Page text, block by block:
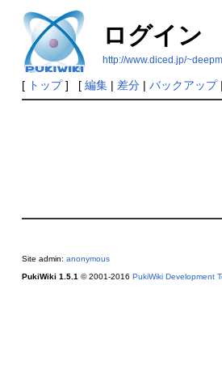
ログイン
http://www.diced.jp/
[ トップ] [ 編集| 差分| バックアップ|
Site admin: anonymous
PukiWiki 1.5.1 © 2001-2016 PukiWiki Development